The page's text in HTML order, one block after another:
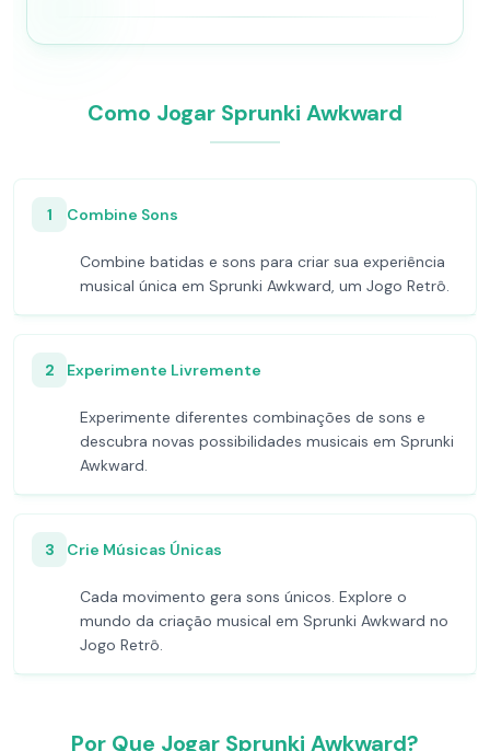
Como Jogar Sprunki Awkward
1 Combine Sons
Combine batidas e sons para criar sua experiência
musical única em Sprunki Awkward, um Jogo Retrô.
2 Experimente Livremente
Experimente diferentes combinações de sons e
descubra novas possibilidades musicais em Sprunki
Awkward.
3 Crie Músicas Únicas
Cada movimento gera sons únicos. Explore o
mundo da criação musical em Sprunki Awkward no
Jogo Retrô.
Por Que Jogar Sprunki Awkward?